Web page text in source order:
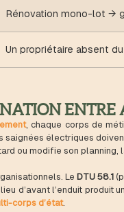
Rénovation mono-lot →
Un propriétaire absent
ENTRE
, chaque corps de
électriques
ou modifie son planning,
Le DTU 58.1
d’avant l’enduit
corps d’état.